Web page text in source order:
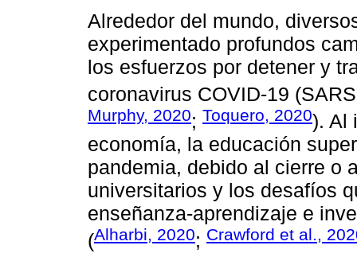
Alrededor del mundo,
experimentado profundos
los esfuerzos por detener y
coronavirus COVID-19
Murphy, 2020; Toquero, 2020). Al
economía, la educación
pandemia, debido al cierre o
universitarios y los desafíos
enseñanza-aprendizaje e
(Alharbi, 2020; Crawford et al.,